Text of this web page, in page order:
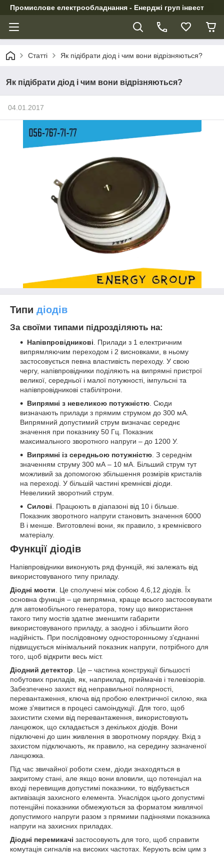
Промислове електрообладнання - Енерджі груп інвест
Статті Як підібрати діод і чим вони відрізняються?
Як підібрати діод і чим вони відрізняються?
04.01.2017
Типи діодів
За своїми типами підрозділяють на:
Напівпровідникові. Прилади з 1 електричним
випрямляючим переходом і 2 висновками, в ньому
застосовується певна властивість переходу. У свою
чергу, напівпровідники поділяють на випрямні пристрої
великої, середньої і малої потужності, імпульсні та
напівпровідникові стабілітрони.
Випрямні з невеликою потужністю. Сюди
визначають прилади з прямим струмом до 300 мА.
Випрямний допустимий струм визначає середнє
значення при показнику 50 Гц. Показник
максимального зворотного напруги – до 1200 У.
Випрямні із середньою потужністю. З середнім
значенням струму 300 мА – 10 мА. Більший струм тут
можливий за допомогою збільшення розмірів кристалів
на переході. У більшій частині кремнієві діоди.
Невеликий зворотний струм.
Силові. Працюють в діапазоні від 10 і більше.
Показник зворотного напруги становить значення 6000
В і менше. Виготовлені вони, як правило, з кремнієвого
матеріалу.
Функції діодів
Напівпровідники виконують ряд функцій, які залежать від
використовуваного типу приладу.
Діодні мости . Це сполучені між собою 4,6,12 діодів. Їх
основна функція – це випрямна, краще всього застосовувати
для автомобільного генератора, тому що використання
такого типу мостів здатне зменшити габарити
використовуваного приладу, а заодно і збільшити його
надійність. При послідовному односторонньому з'єднанні
підвищується мінімальний показник напруги, потрібного для
того, щоб відкрити весь міст.
Діодний детектор . Це – частина конструкції більшості
побутових приладів, як, наприклад, приймачів і телевізорів.
Забезпечено захист від неправильної полярності,
перевантаження, ключа від пробою електричної силою, яка
може з'явитися в процесі самоіндукції. Для того, щоб
захистити схеми від перевантаження, використовують
ланцюжок, що складається з декількох діодів. Вони
підключені до шин живлення в зворотному порядку. Вхід з
захистом підключають, як правило, на середину зазначеної
ланцюжка.
Під час звичайної роботи схем, діоди знаходяться в
закритому стані, але якщо вони вловили, що потенціал на
вході перевищив допустимі показники, то відбувається
активізація захисного елемента. Унаслідок цього допустимі
потенційні показники обмежуються за форматом живлячої
допустимого напруги разом з прямими падіннями показника
напруги на захисних приладах.
Діодні перемикачі застосовують для того, щоб справити
комутація сигналів на високих частотах. Керують всім цим з